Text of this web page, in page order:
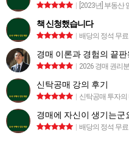
| [2023년] 부동산
책 신청했습니다
| 배당의 정석 무
경매 이론과 경험의 끝판
| 2026 경매 권리
신탁공매 강의 후기
| 신탁공매 투자
경매에 자신이 생기는군
| 배당의 정석 무